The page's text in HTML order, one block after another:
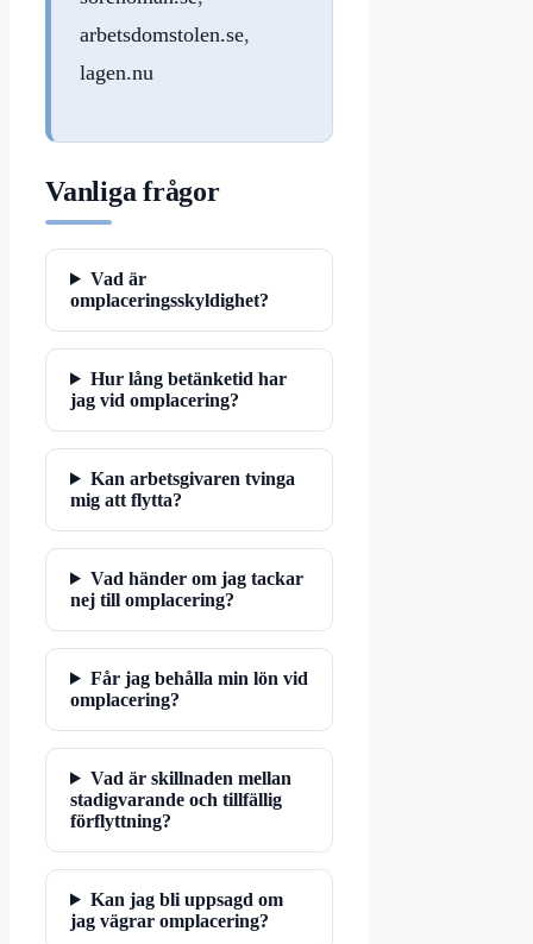
arbetsdomstolen.se,
lagen.nu
Vanliga frågor
Vad är
omplaceringsskyldighet?
Hur lång betänketid har
jag vid omplacering?
Kan arbetsgivaren tvinga
mig att flytta?
Vad händer om jag tackar
nej till omplacering?
Får jag behålla min lön vid
omplacering?
Vad är skillnaden mellan
stadigvarande och tillfällig
förflyttning?
Kan jag bli uppsagd om
jag vägrar omplacering?